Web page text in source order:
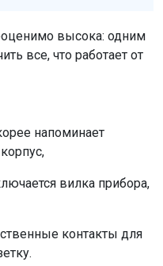
высока: одним
все, что работает от
напоминает
вилка прибора,
контакты для